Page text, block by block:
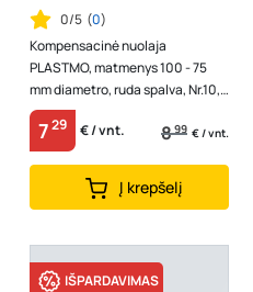
0/5 (0)
Kompensacinė nuolaja
PLASTMO, matmenys 100 - 75
mm diametro, ruda spalva, Nr.10,
5122440
729 € / vnt. 899 € / vnt.
Į krepšelį
IŠPARDAVIMAS